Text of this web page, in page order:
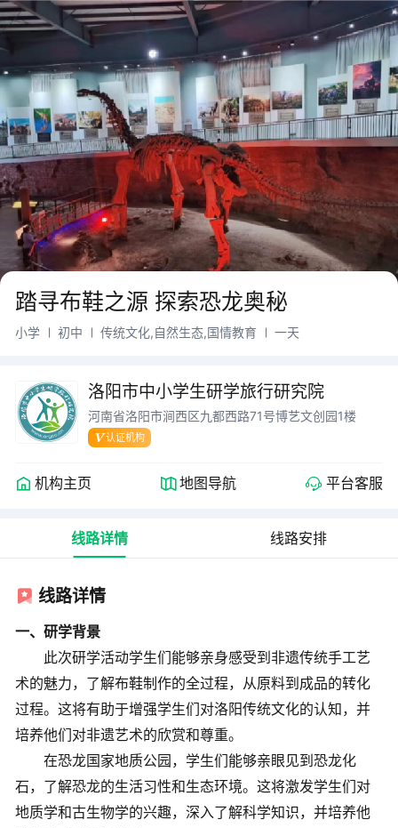
踏寻布鞋之源 探索恐龙奥秘
小学 初中 传统文化,自然生态,国情教育 一天
洛阳市中小学生研学旅行研究院
河南省洛阳市涧西区九都西路71号博艺文创园1楼
认证机构
机构主页 地图导航 平台客服
线路详情 线路安排
线路详情
一、研学背景
此次研学活动学生们能够亲身感受到非遗传统手工艺
术的魅力，了解布鞋制作的全过程，从原料到成品的转化
过程。这将有助于增强学生们对洛阳传统文化的认知，并
培养他们对非遗艺术的欣赏和尊重。
在恐龙国家地质公园，学生们能够亲眼见到恐龙化
石，了解恐龙的生活习性和生态环境。这将激发学生们对
地质学和古生物学的兴趣，深入了解科学知识，并培养他